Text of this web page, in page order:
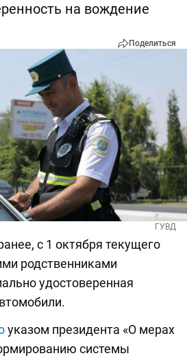
на вождение
Поделиться
ГУВД
c 1 октября текущего
родственниками
удостоверенная
указом президента «О мерах
системы